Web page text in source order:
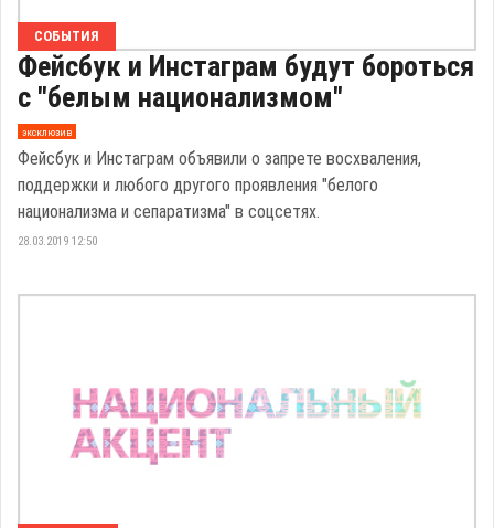
СОБЫТИЯ
Фейсбук и Инстаграм будут бороться
с "белым национализмом"
эксклюзив
Фейсбук и Инстаграм объявили о запрете восхваления,
поддержки и любого другого проявления "белого
национализма и сепаратизма" в соцсетях.
28.03.2019 12:50